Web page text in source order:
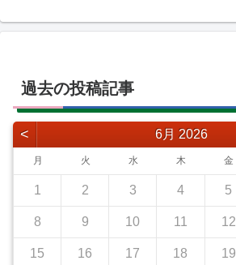
過去の投稿記事
< 6月 2026
月 火 水 木 金
1 2 3 4 5
8 9 10 11 12
15 16 17 18 19